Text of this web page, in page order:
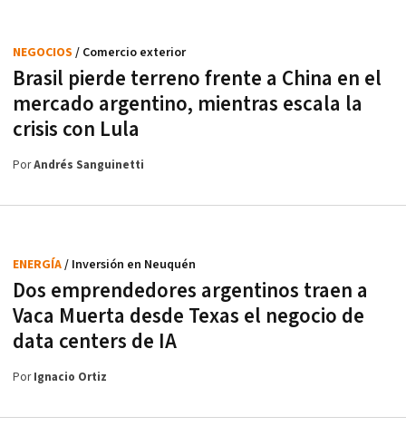
Brasil pierde terreno frente a China en el
mercado argentino, mientras escala la
crisis con Lula
NEGOCIOS / Comercio exterior
PorAndrés Sanguinetti
Dos emprendedores argentinos traen a
Vaca Muerta desde Texas el negocio de
data centers de IA
ENERGÍA/ Inversión en Neuquén
PorIgnacio Ortiz